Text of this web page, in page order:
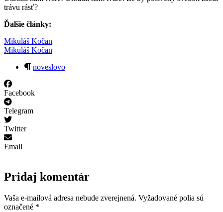
trávu rásť?
Ďalšie články:
Mikuláš Kočan
Mikuláš Kočan
noveslovo
Facebook
Telegram
Twitter
Email
Pridaj komentár
Vaša e-mailová adresa nebude zverejnená. Vyžadované polia sú
označené *